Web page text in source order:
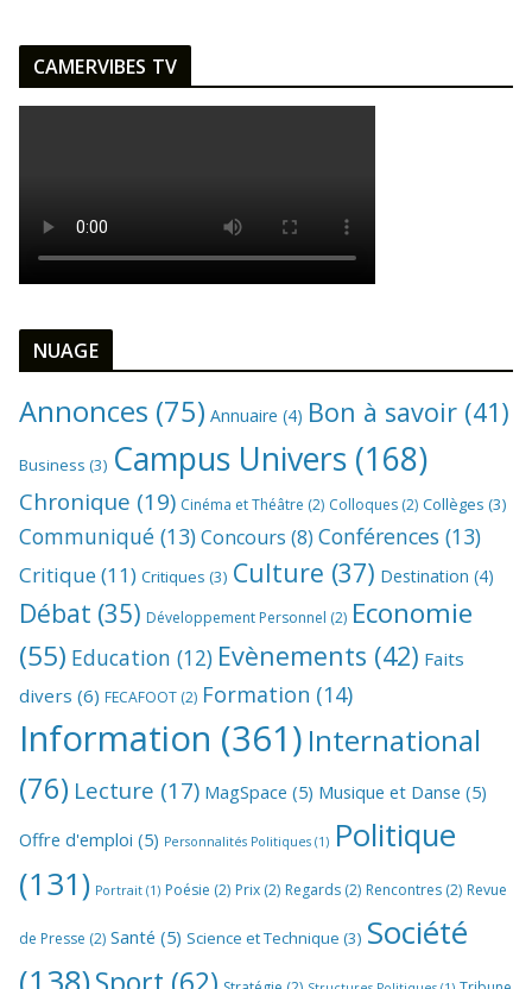
CAMERVIBES TV
NUAGE
Annonces (75) Annuaire (4) Bon à savoir (41)
Business (3) Campus Univers (168)
Chronique (19) Cinéma et Théâtre (2) Colloques (2) Collèges (3)
Communiqué (13)Concours (8) Conférences (13)
Critique(11) Critiques (3) Culture (37) Destination (4)
Débat (35) Développement Personnel (2) Economie
(55) Education (12) Evènements (42) Faits
divers (6) FECAFOOT (2) Formation (14)
Information (361) International
(76) Lecture (17) MagSpace (5) Musique et Danse (5)
Offre d'emploi (5) Personnalités Politiques (1) Politique
(131) Portrait (1) Poésie (2) Prix (2) Regards (2) Rencontres (2) Revue
de Presse (2) Santé (5) Science et Technique (3) Société
(138)Sport (62)